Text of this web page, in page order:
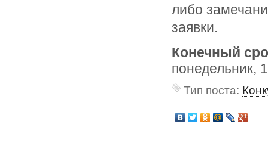
либо
заявки.
Конечный
понедельник,
Тип поста: